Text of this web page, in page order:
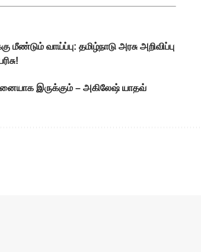
வாய்ப்பு: தமிழ்நாடு அரசு அறிவிப்பு
இருக்கும் – அகிலேஷ் யாதவ்